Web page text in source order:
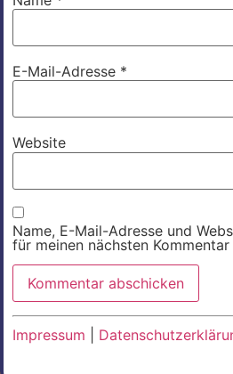
E-Mail-Adresse *
Website
Name, E-Mail-Adresse und
für meinen nächsten
Impressum